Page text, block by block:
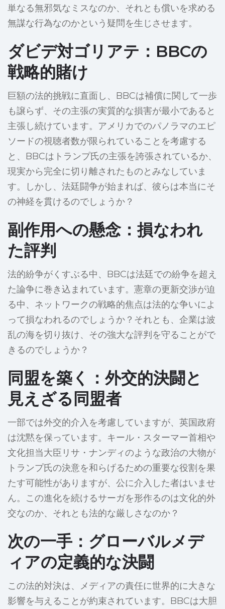
単なる無邪気なミスなのか、それとも償いを求める
無謀な行為なのかという疑問を生じさせます。
ダビデ対ゴリアテ：BBCの
戦略的賭け
巨額の法的挑戦に直面し、BBCは補償に関して一歩
も譲らず、その主張の実質的な損害が最小であると
主張し続けています。アメリカでのパノラマのエピ
ソードの視聴者数が限られていることを考慮する
と、BBCはトランプ氏の主張を誇張されているか、
現実から完全に切り離されたものとみなしていま
す。しかし、法廷闘争が始まれば、彼らは本当にそ
の神経を貫けるのでしょうか？
副作用への懸念：損なわれ
た評判
法的紛争がくすぶる中、BBCは法廷での紛争を超え
た論争に巻き込まれています。憲章の更新交渉が迫
る中、ネットワークの戦略的焦点は法的な争いによ
って損なわれるのでしょうか？それとも、企業は波
乱の海を切り抜け、その強大な評判を守ることがで
きるのでしょうか？
同盟を築く：外交的決闘と
見えざる同盟者
一部では外交的介入を考慮していますが、英国政府
は沈黙を保っています。キール・スターマー首相や
文化担当大臣リサ・ナンディのような政治の大物が
トランプ氏の決意を和らげるための重要な役割を果
たす可能性がありますが、公に介入した者はいませ
ん。この進化を続けるサーガを形作るのは文化的外
交なのか、それとも法的な厳しさなのか？
次の一手：グローバルメデ
ィアの定義的な決闘
この法的対決は、メディアの責任に世界的に大きな
影響を与えることが約束されています。BBCは大胆